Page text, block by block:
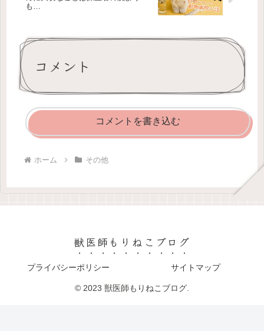
も…
コメント
コメントを書き込む
ホーム その他
獣医師もりねこブログ
プライバシーポリシー サイトマップ
© 2023 獣医師もりねこブログ.